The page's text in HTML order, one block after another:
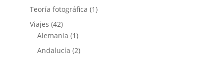
Teoría fotográfica (1)
Viajes (42)
Alemania (1)
Andalucía (2)